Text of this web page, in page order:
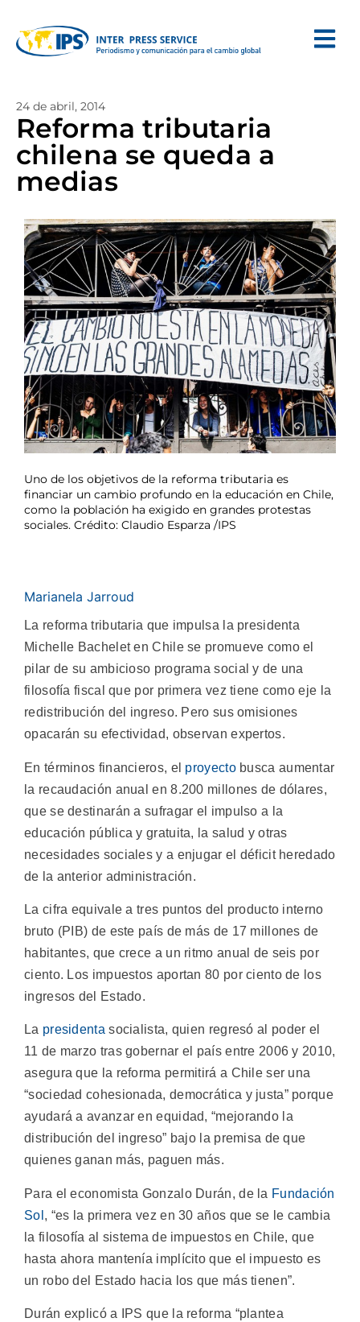
24 de abril, 2014
Reforma tributaria
chilena se queda a
medias
Uno de los objetivos de la reforma tributaria es
financiar un cambio profundo en la educación en Chile,
como la población ha exigido en grandes protestas
sociales. Crédito: Claudio Esparza /IPS
Marianela Jarroud
La reforma tributaria que impulsa la presidenta
Michelle Bachelet en Chile se promueve como el
pilar de su ambicioso programa social y de una
filosofía fiscal que por primera vez tiene como eje la
redistribución del ingreso. Pero sus omisiones
opacarán su efectividad, observan expertos.
En términos financieros, el proyectobusca aumentar
la recaudación anual en 8.200 millones de dólares,
que se destinarán a sufragar el impulso a la
educación pública y gratuita, la salud y otras
necesidades sociales y a enjugar el déficit heredado
de la anterior administración.
La cifra equivale a tres puntos del producto interno
bruto (PIB) de este país de más de 17 millones de
habitantes, que crece a un ritmo anual de seis por
ciento. Los impuestos aportan 80 por ciento de los
ingresos del Estado.
La presidenta socialista, quien regresó al poder el
11 de marzo tras gobernar el país entre 2006 y 2010,
asegura que la reforma permitirá a Chile ser una
“sociedad cohesionada, democrática y justa” porque
ayudará a avanzar en equidad, “mejorando la
distribución del ingreso” bajo la premisa de que
quienes ganan más, paguen más.
Para el economista Gonzalo Durán, de la Fundación
Sol , “es la primera vez en 30 años que se le cambia
la filosofía al sistema de impuestos en Chile, que
hasta ahora mantenía implícito que el impuesto es
un robo del Estado hacia los que más tienen”.
Durán explicó a IPS que la reforma “plantea